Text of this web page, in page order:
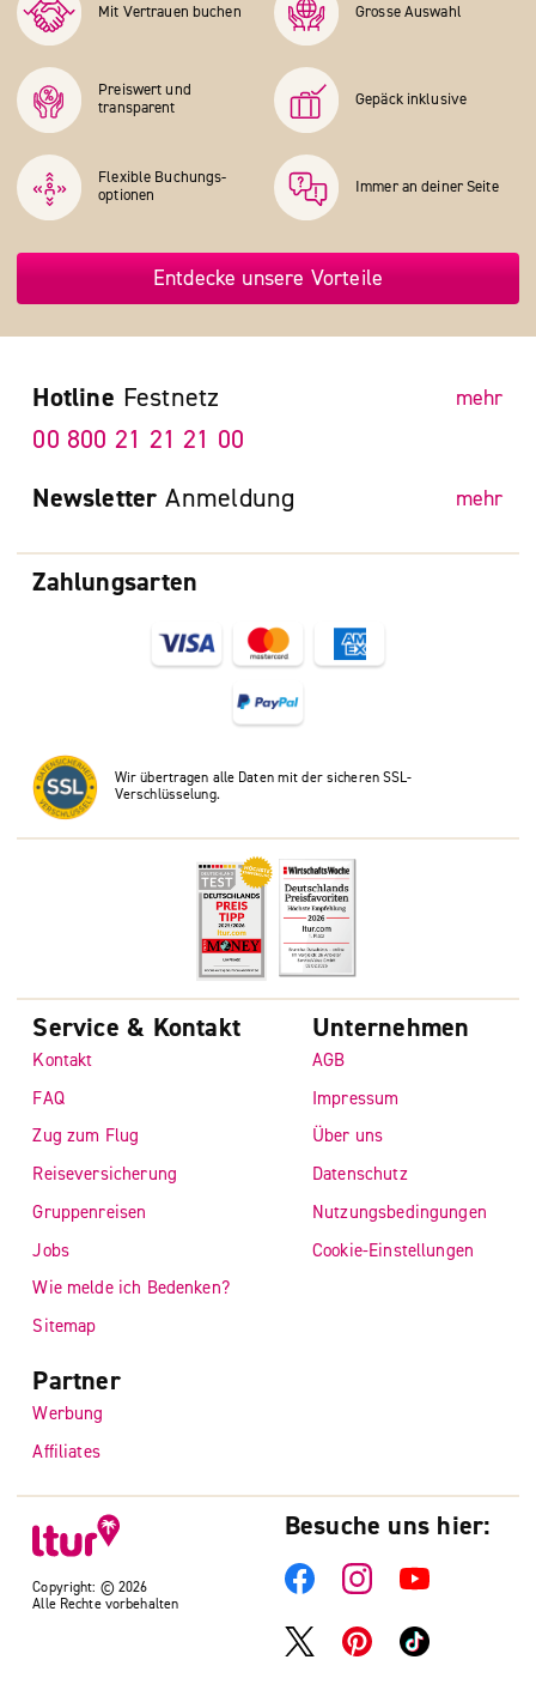
Mit Vertrauen buchen Grosse Auswahl
Preiswert und
transparent
Gepäck inklusive
Flexible Buchungs­
optionen
Immer an deiner Seite
Entdecke unsere Vorteile
Zahlungsarten
Wir übertragen alle Daten mit der sicheren SSL-
Verschlüsselung.
Hotline Festnetz mehr
00 800 21 21 21 00
Newsletter Anmeldung mehr
Copyright: © 2026
Alle Rechte vorbehalten
Service & Kontakt
Kontakt
FAQ
Zug zum Flug
Reiseversicherung
Gruppenreisen
Jobs
Wie melde ich Bedenken?
Sitemap
Unternehmen
AGB
Impressum
Über uns
Datenschutz
Nutzungsbedingungen
Cookie-Einstellungen
Partner
Werbung
Affiliates
Besuche uns hier: